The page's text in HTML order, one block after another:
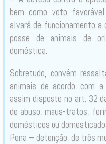
bem como voto
alvará de funcionamento
posse de animais de
doméstica.
Sobretudo, convém
animais de acordo com
assim disposto no art. 32
de abuso, maus-tratos,
domésticos ou
Pena – detenção, de três